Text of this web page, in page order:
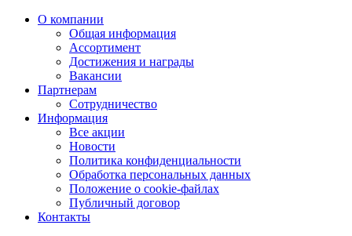
О компании
Общая информация
Ассортимент
Достижения и награды
Вакансии
Партнерам
Сотрудничество
Информация
Все акции
Новости
Политика конфиденциальности
Обработка персональных данных
Положение о cookie-файлах
Публичный договор
Контакты